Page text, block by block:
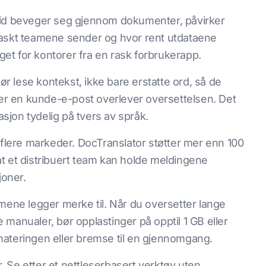
beveger seg gjennom dokumenter, påvirker
teamene sender og hvor rent utdataene
for kontorer fra en rask forbrukerapp.
lese kontekst, ikke bare erstatte ord, så de
en kunde-e-post overlever oversettelsen. Det
tydelig på tvers av språk.
markeder. DocTranslator støtter mer enn 100
et distribuert team kan holde meldingene
legger merke til. Når du oversetter lange
bør opplastinger på opptil 1 GB eller
eller bremse til en gjennomgang.